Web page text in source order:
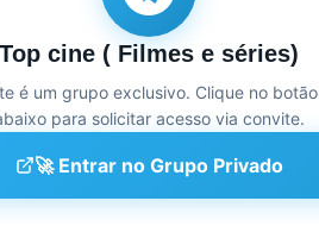
Top cine ( Filmes e séries)
é um grupo exclusivo. Clique no botão
para solicitar acesso via convite.
🚀 Entrar no Grupo Privado